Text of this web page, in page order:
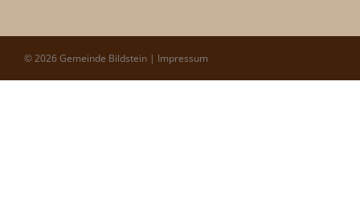
© 2026 Gemeinde Bildstein | Impressum